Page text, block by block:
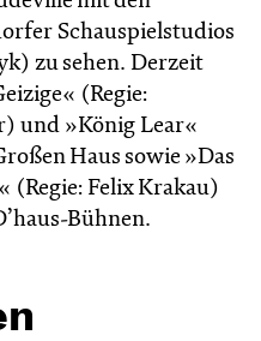
Schauspielstudios
zu sehen. Derzeit
(Regie:
und »König Lear«
Haus sowie »Das
(Regie: Felix Krakau)
Bühnen.